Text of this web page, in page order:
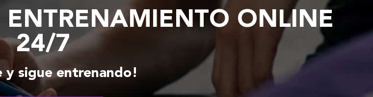
ONLINE
24/7
y sigue entrenando!